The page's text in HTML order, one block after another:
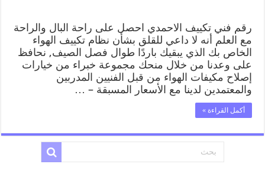
رقم فني تكييف الاحمدي احصل على راحة البال والراحة
مع العلم أنه لا داعي للقلق بشأن نظام تكييف الهواء
الخاص بك الذي يبقيك باردًا طوال فصل الصيف, نحافظ
على وعدنا من خلال منحك مجموعة خبراء من خيارات
إصلاح مكيفات الهواء من قبل الفنيين المدربين
والمعتمدين لدينا مع الأسعار المسبقة – …
أكمل القراءة »